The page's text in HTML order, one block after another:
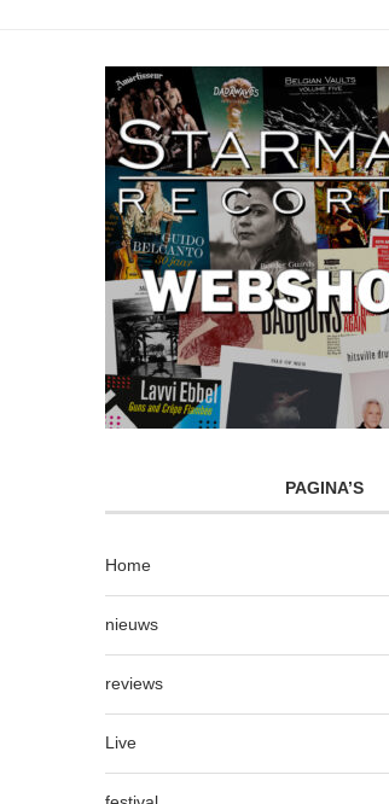
PAGINA’S
Home
nieuws
reviews
Live